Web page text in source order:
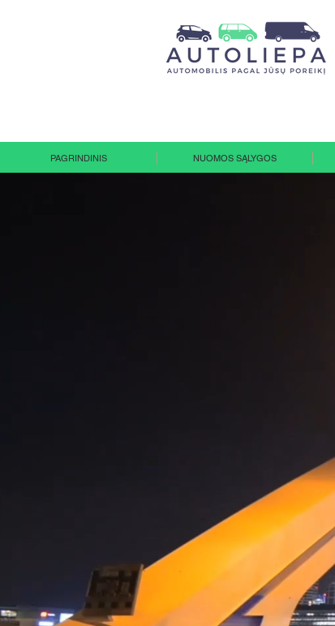
PAGRINDINIS NUOMOS SĄLYGOS